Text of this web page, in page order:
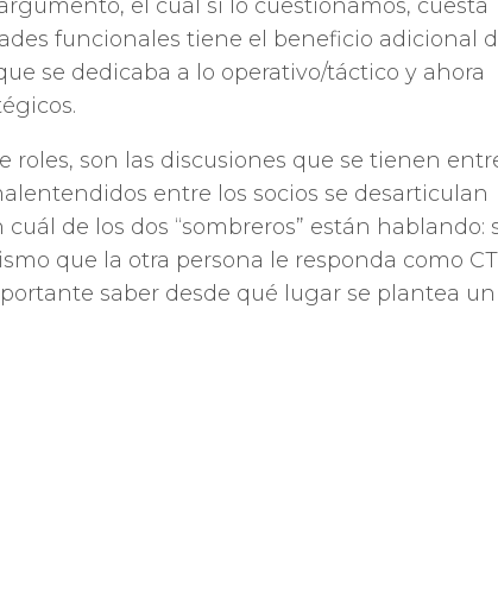
el cual si lo cuestionamos, cuesta
funcionales tiene el beneficio adicional
se dedicaba a lo operativo/táctico y ahora
roles, son las discusiones que se tienen
entre los socios se desarticulan
de los dos “sombreros” están hablando:
que la otra persona le responda como
saber desde qué lugar se plantea un